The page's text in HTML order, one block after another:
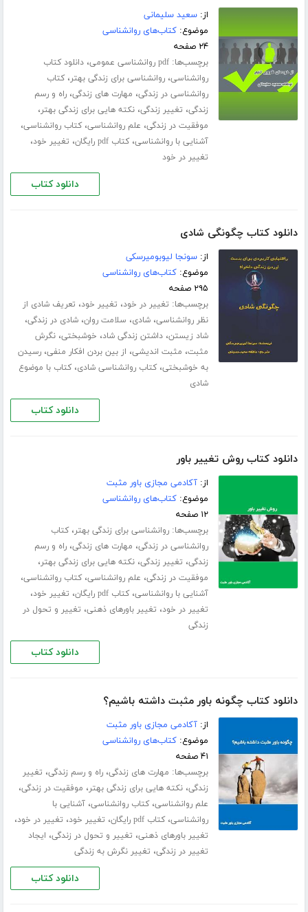
از:سعید سلیمانی
موضوع:کتاب‌های روانشناسی
۲۴ صفحه
برچسب‌ها:pdf روانشناسی عمومی ،دانلود کتاب
روانشناسی،روانشناسی برای زندگی بهتر،کتاب
روانشناسی در زندگی، مهارت های زندگی،راه و رسم
زندگی، تغییر زندگی،نکته هایی برای زندگی بهتر،
موفقیت در زندگی، علم روانشناسی،کتاب روانشناسی،
آشنایی با روانشناسی،کتاب pdf رایگان ، تغییر خود،
تغییر در خود
دانلود کتاب
دانلود کتاب چگونگی شادی
از:سونجا لیوبومیرسکی
موضوع:کتاب‌های روانشناسی
۲۹۵ صفحه
برچسب‌ها: تغییر در خود، تغییر خود، تعریف شادی از
نظر روانشناسی،شادی، سلامت روان،شادی در زندگی،
شاد زیستن،داشتن زندگی شاد، خوشبختی،نگرش
مثبت، مثبت اندیشی، از بین بردن افکار منفی،رسیدن
به خوشبختی،کتاب روانشناسی شادی،کتاب با موضوع
شادی
دانلود کتاب
دانلود کتاب روش تغییر باور
از:آکادمی مجازی باور مثبت
موضوع:کتاب‌های روانشناسی
۱۲ صفحه
برچسب‌ها:روانشناسی برای زندگی بهتر،کتاب
روانشناسی در زندگی، مهارت های زندگی،راه و رسم
زندگی، تغییر زندگی،نکته هایی برای زندگی بهتر،
موفقیت در زندگی، علم روانشناسی،کتاب روانشناسی،
آشنایی با روانشناسی،کتاب pdf رایگان ، تغییر خود،
تغییر در خود، تغییر باورهای ذهنی، تغییر و تحول در
زندگی
دانلود کتاب
دانلود کتاب چگونه باور مثبت داشته باشیم؟
از:آکادمی مجازی باور مثبت
موضوع:کتاب‌های روانشناسی
۴۱ صفحه
برچسب‌ها: مهارت های زندگی،راه و رسم زندگی، تغییر
زندگی،نکته هایی برای زندگی بهتر، موفقیت در زندگی،
علم روانشناسی،کتاب روانشناسی،آشنایی با
روانشناسی،کتاب pdf رایگان ، تغییر خود، تغییر در خود،
تغییر باورهای ذهنی، تغییر و تحول در زندگی، ایجاد
تغییر در زندگی، تغییر نگرش به زندگی
دانلود کتاب